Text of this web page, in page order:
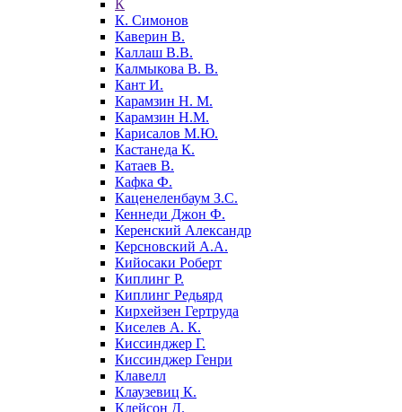
К
К. Симонов
Каверин В.
Каллаш В.В.
Калмыкова В. В.
Кант И.
Карамзин Н. М.
Карамзин Н.М.
Карисалов М.Ю.
Кастанеда К.
Катаев В.
Кафка Ф.
Каценеленбаум З.С.
Кеннеди Джон Ф.
Керенский Александр
Керсновский А.А.
Кийосаки Роберт
Киплинг Р.
Киплинг Редьярд
Кирхейзен Гертруда
Киселев А. К.
Киссинджер Г.
Киссинджер Генри
Клавелл
Клаузевиц К.
Клейсон Д.